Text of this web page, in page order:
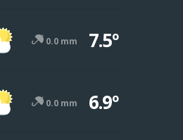
0.0 mm 7.5º
0.0 mm 6.9º